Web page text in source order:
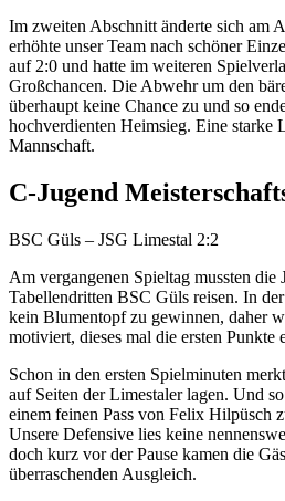
Im zweiten Abschnitt änderte sich am
erhöhte unser Team nach schöner
auf 2:0 und hatte im weiteren
Großchancen. Die Abwehr um den
überhaupt keine Chance zu und so
hochverdienten Heimsieg. Eine starke
Mannschaft.
C-Jugend
BSC Güls – JSG Limestal 2:2
Am vergangenen Spieltag mussten die
Tabellendritten BSC Güls reisen. In
kein Blumentopf zu gewinnen, daher
motiviert, dieses mal die ersten Punkte
Schon in den ersten Spielminuten
auf Seiten der Limestaler lagen. Und
einem feinen Pass von Felix Hilpüsch
Unsere Defensive lies keine
doch kurz vor der Pause kamen die
überraschenden Ausgleich.